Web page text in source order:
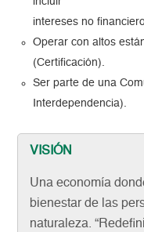
intereses no
Operar con altos
(Certificación).
Ser parte de una
Interdependencia).
VISIÓN
Una economía
bienestar de las
naturaleza.